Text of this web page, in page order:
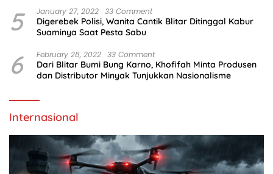
5 January 27, 2022 33 Comment
Digerebek Polisi, Wanita Cantik Blitar Ditinggal Kabur
Suaminya Saat Pesta Sabu
6 February 28, 2022 33 Comment
Dari Blitar Bumi Bung Karno, Khofifah Minta Produsen
dan Distributor Minyak Tunjukkan Nasionalisme
Internasional